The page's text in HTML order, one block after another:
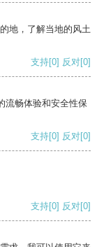
地，了解当地的风土
支持[0] 反对[0]
流畅体验和安全性保
支持[0] 反对[0]
支持[0] 反对[0]